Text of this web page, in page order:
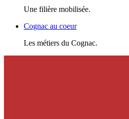
Une filière mobilisée.
Cognac au coeur
Les métiers du Cognac.